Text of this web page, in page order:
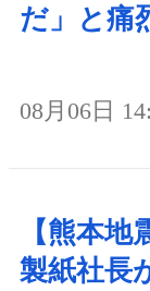
だ」と痛
08月06日
【熊本
製紙社長